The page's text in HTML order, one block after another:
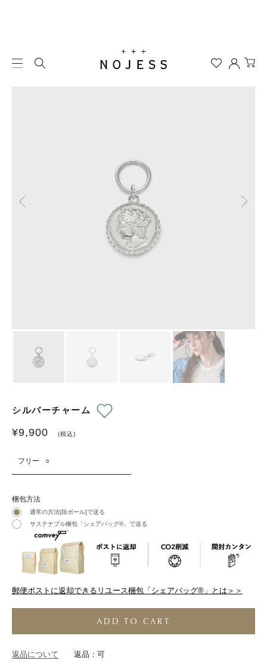
シルバーチャーム
¥9,900 (税込)
フリー ○
梱包方法
通常の方法[段ボール]で送る
サステナブル梱包「シェアバッグ®︎」で送る
郵便ポストに返却できるリユース梱包「シェアバッグ®︎」とは＞＞
ADD TO CART
返品について 返品：可